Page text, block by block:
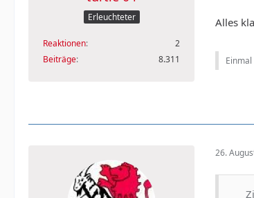
Erleuchteter
Reaktionen
2
Beiträge
8.311
Alles
26.